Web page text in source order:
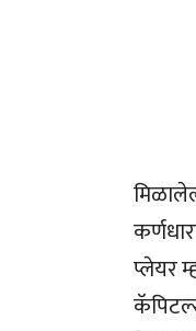
प्लेयर